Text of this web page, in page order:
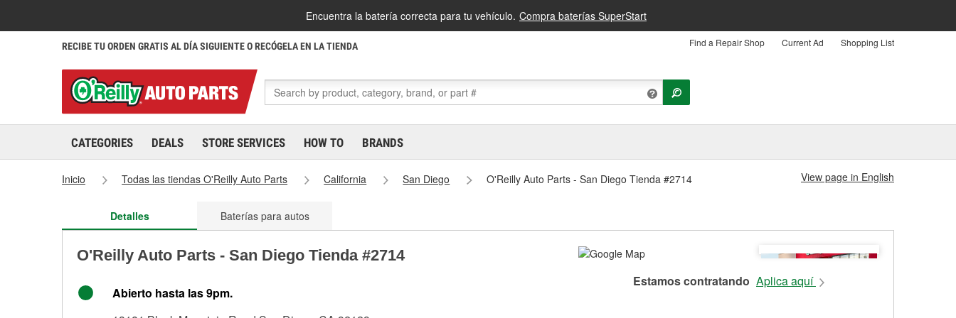
Encuentra la batería correcta para tu vehículo. Compra baterías SuperStart
RECIBE TU ORDEN GRATIS AL DÍA SIGUIENTE O RECÓGELA EN LA TIENDA Find a Repair Shop Current Ad Shopping List
CATEGORIES DEALS STORE SERVICES HOW TO BRANDS
Inicio Todas las tiendas O'Reilly Auto Parts California San Diego O'Reilly Auto Parts - San Diego Tienda #2714 View page in English
Detalles Baterías para autos
O'Reilly Auto Parts - San Diego Tienda #2714
Abierto hasta las 9pm.
Estamos contratando Aplica aquí